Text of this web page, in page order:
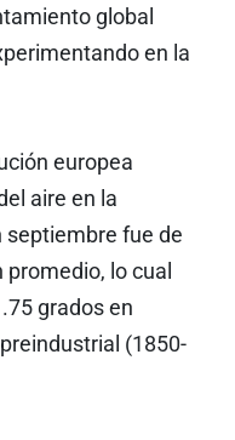
global
en la
europea
aire en la
septiembre fue de
lo cual
grados en
(1850-